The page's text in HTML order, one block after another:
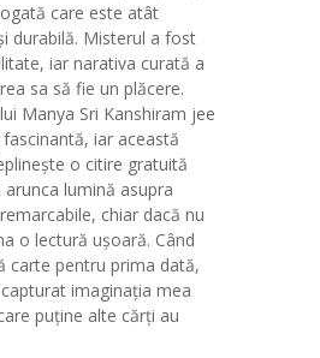
care este atât
durabilă. Misterul a fost
iar narativa curată a
sa să fie un plăcere.
Manya Sri Kanshiram jee
iar această
o citire gratuită
lumină asupra
chiar dacă nu
o lectură ușoară. Când
carte pentru prima dată,
imaginația mea
puține alte cărți au